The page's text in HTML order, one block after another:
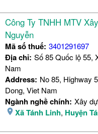
Công Ty TNHH MTV
Nguyễn
Mã số thuế: 3401291697
Địa chỉ: Số 85 Quốc lộ 55,
Nam
Address: No 85, Highway
Dong, Viet Nam
Ngành nghề chính: Xây
Xã Tánh Linh, Huyện